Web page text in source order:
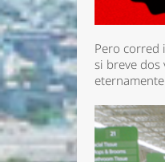
Pero corred
si breve dos